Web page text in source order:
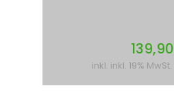
inkl. inkl. 19%